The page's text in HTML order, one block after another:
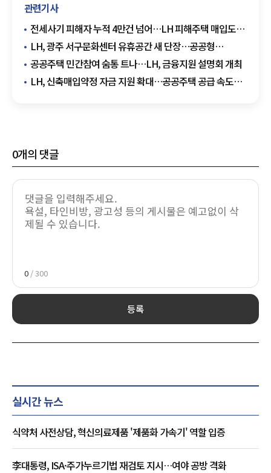
관련기사
전세사기 피해자 누적 4만건 넘어…LH 피해주택 매입도
1만호 돌파
LH, 광주 서구문화센터 유휴공간 새 단장…공공형
놀이시설 조성
공공주택 민간참여 숨통 트나…LH, 금융지원 설명회 개최
LH, 신축매입약정 자금 지원 확대…공공주택 공급 속도
0개의 댓글
0 / 300
등록
실시간 뉴스
식약처 사전상담, 혁신의료제품 '제품화 가속기' 역할 입증
李대통령, ISA·주가누르기법 재검토 지시…여야 공방 격화